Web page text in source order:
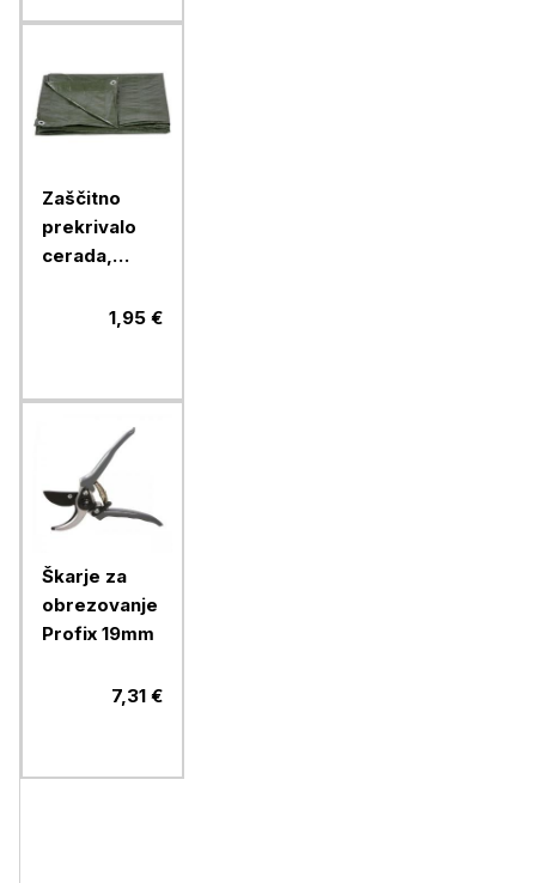
Zaščitno
prekrivalo
cerada,
1,95 €
Škarje za
obrezovanje
Profix 19mm
7,31 €